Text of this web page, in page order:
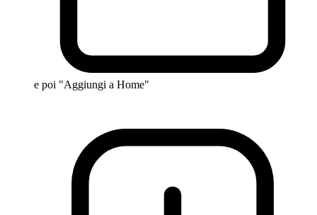
e poi "Aggiungi a Home"